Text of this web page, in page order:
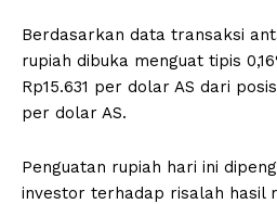
Berdasarkan data transaksi
rupiah dibuka menguat tipis
Rp15.631 per dolar AS dari
per dolar AS.
Penguatan rupiah hari ini
investor terhadap risalah hasil